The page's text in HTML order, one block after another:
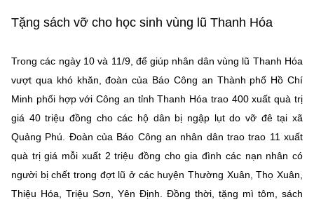
Tặng sách vỡ cho học sinh vùng lũ Thanh Hóa
Trong các ngày 10 và 11/9, để giúp nhân dân vùng lũ Thanh Hóa
vượt qua khó khăn, đoàn của Báo Công an Thành phố Hồ Chí
Minh phối hợp với Công an tỉnh Thanh Hóa trao 400 xuất quà trị
giá 40 triệu đồng cho các hộ dân bị ngập lụt do vỡ đê tại xã
Quảng Phú. Đoàn của Báo Công an nhân dân trao trao 11 xuất
quà trị giá mỗi xuất 2 triệu đồng cho gia đình các nạn nhân có
người bị chết trong đợt lũ ở các huyện Thường Xuân, Thọ Xuân,
Thiệu Hóa, Triệu Sơn, Yên Định. Đồng thời, tặng mì tôm, sách